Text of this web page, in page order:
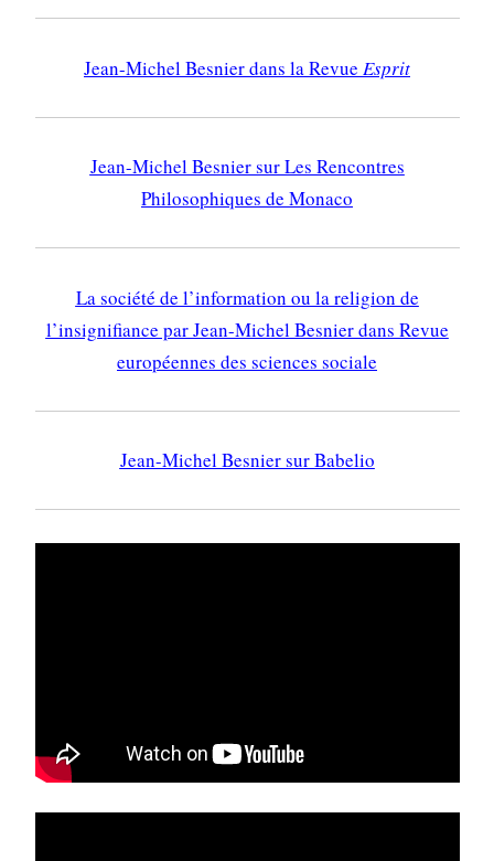
Jean-Michel Besnier dans la Revue Esprit
Jean-Michel Besnier sur Les Rencontres
Philosophiques de Monaco
La société de l’information ou la religion de
l’insignifiance par Jean-Michel Besnier dans Revue
européennes des sciences sociale
Jean-Michel Besnier sur Babelio